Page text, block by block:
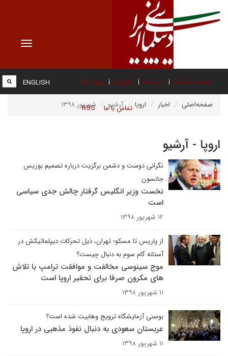
Toggle
صفحه نخست درباره ما عضویت پیوند ها
تماس با ما RSS
ENGLISH
صفحه‌اصلی اخبار اروپا آرشیو شهریور ۱۳۹۸
اروپا - آرشیو
نگرانی دوست و دشمن برگزیت درباره تصمیم بوریس
جانسون
نخست وزیر انگلیس گرفتار چالش جدی سیاسی
است
۱۲ شهریور ۱۳۹۸
از پاریس تا مسکو؛ تهران، ذیل تحرکات دیپلماتیکش در
آستانه گام سوم به دنبال چیست؟
موج سینوسی مخالفت و موافقت ترامپ با تلاش
های مکرون صرفا برای تحقیر اروپا است
۱۱ شهریور ۱۳۹۸
بوسنی آزمایشگاه ترویج وهابیت شده است؟
عربستان سعودی به دنبال نفوذ مذهبی در اروپا
۱۱ شهریور ۱۳۹۸